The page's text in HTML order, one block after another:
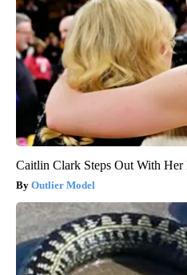
Caitlin Clark Steps Out With Her
Outlier Model